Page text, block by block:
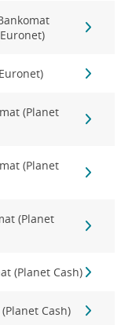
(Planet
(Planet
(Planet
(Planet Cash)
Cash)